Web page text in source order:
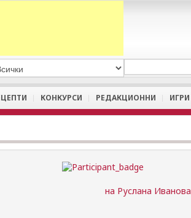
КОНКУРСИ РЕДАКЦИОННИ ИГРИ
на Руслана Иванова